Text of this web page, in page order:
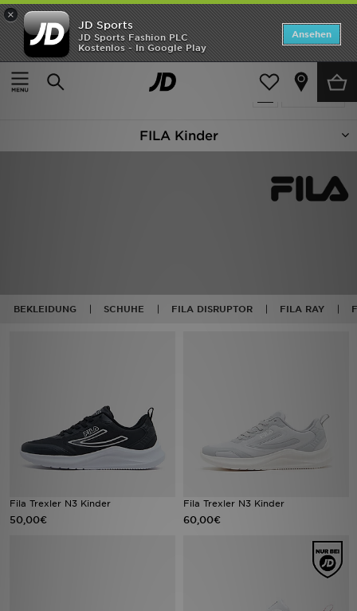
×
JD Sports
JD Sports Fashion PLC
Kostenlos - In Google Play
Ansehen
Home
Kinder
Verfeinern
56 Produkte
FILA Kinder
BEKLEIDUNG SCHUHE FILA DISRUPTOR FILA RAY
Fila Trexler N3 Kinder
50,00€
Fila Trexler N3 Kinder
60,00€
ANGEBOTE
Neuheiten
Hilfe & Kontakt
Geschenkgutschein